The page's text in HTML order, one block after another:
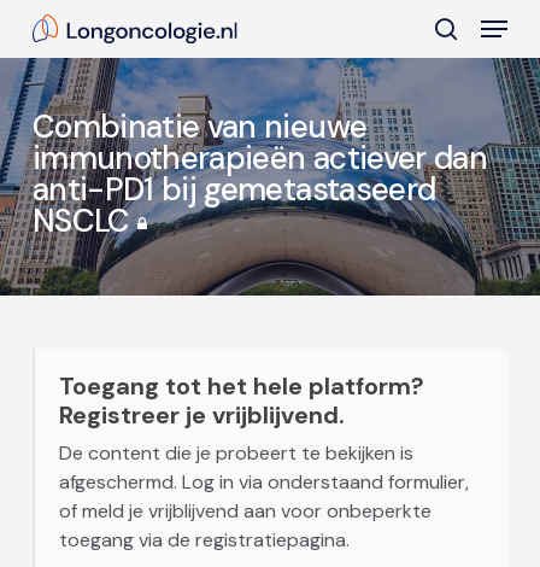
main
content
search
Menu
Combinatie van nieuwe
immunotherapieën actiever dan
anti-PD1 bij gemetastaseerd
NSCLC
Toegang tot het hele platform?
Registreer je vrijblijvend.
De content die je probeert te bekijken is
afgeschermd. Log in via onderstaand formulier,
of meld je vrijblijvend aan voor onbeperkte
toegang via de registratiepagina.
Close
Menu